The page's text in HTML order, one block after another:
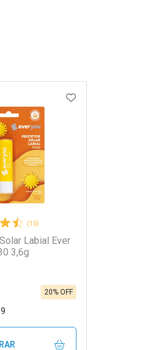
FAVORITOS
(15)
Labial Ever
3,6g
20% OFF
ADICIONAR AOS